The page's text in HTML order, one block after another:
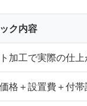
ク内容
加工で実際の仕
格＋設置費＋付